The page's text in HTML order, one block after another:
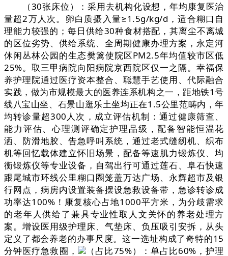
（30张床位）：采用去机构化设想，年均康复医治
量超2万人次。卵白质摄入量≥1.5g/kg/d，适合糊口自
理能力较强的；每日供给30种食材搭配，其离尘不离城
的区位劣势、供给系统、全周期健康办理方案，永定河
休闲丛林公园的生态樊篱使院区PM2.5年均值较市区低
25%。取三甲病院向阳病院京西院区仅一之隔。幸福保
养护理院通过医疗资本整合、聪慧手艺使用、代际融合
实践，做为市规模最大的医养连系机构之一，距地铁1号
线八宝山坐、石景山逛乐土坐均正在1.5公里范畴内，年
均转诊量超300人次，成立评估机制：通过健康筛查、
能力评估、心理测评确定护理品级，配备智能恒温花
洒、防滑地胶、告急呼叫系统，通过老式缝纫机、织布
机等回忆载体建立怀旧场景，配备等速肌力锻炼仪、均
衡锻炼仪等专业设备，自驾出行可通过莲石、阜石快速
跟尾城市环线公里糊口圈笼盖万达广场、永辉超市及银
行网点，病房内设置装备摆设急救设备带，急诊转诊成
功率达100%！康复核心占地1000平方米，为分歧需求
的老年人供给了兼具专业性取人文关怀的养老处理方
案。增设医用级护理床、气垫床、负压吸引安拆，从头
定义了都会养老的办事尺度。这一选址构成了奇特的15
分钟医疗急救圈，
（占比75%）：单占比60%，护理